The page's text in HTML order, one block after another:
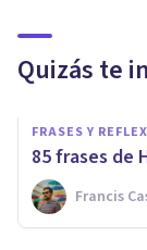
Quizás te
FRASES Y
85 frases
Francis